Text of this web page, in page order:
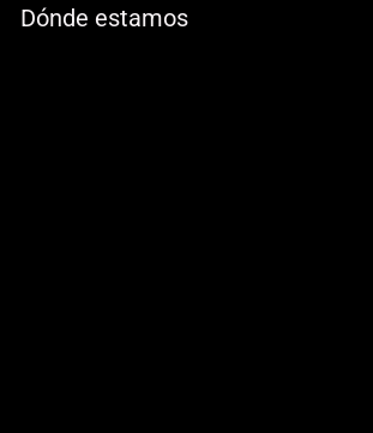
Dónde estamos